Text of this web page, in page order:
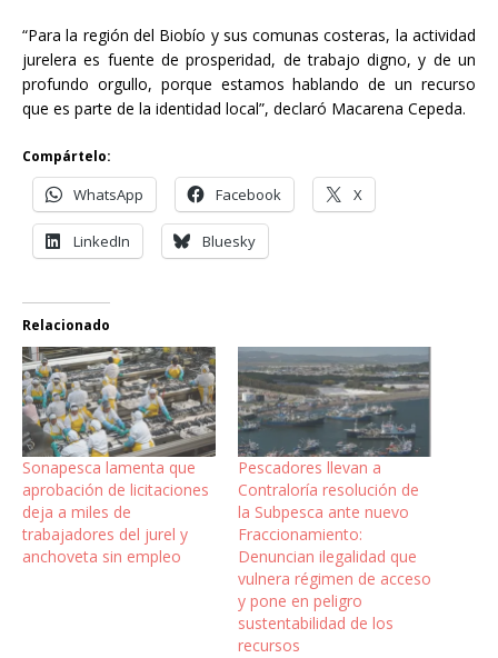
“Para la región del Biobío y sus comunas costeras, la actividad
jurelera es fuente de prosperidad, de trabajo digno, y de un
profundo orgullo, porque estamos hablando de un recurso
que es parte de la identidad local”, declaró Macarena Cepeda.
Compártelo:
WhatsApp Facebook X
LinkedIn Bluesky
Relacionado
Sonapesca lamenta que
aprobación de licitaciones
deja a miles de
trabajadores del jurel y
anchoveta sin empleo
Pescadores llevan a
Contraloría resolución de
la Subpesca ante nuevo
Fraccionamiento:
Denuncian ilegalidad que
vulnera régimen de acceso
y pone en peligro
sustentabilidad de los
recursos